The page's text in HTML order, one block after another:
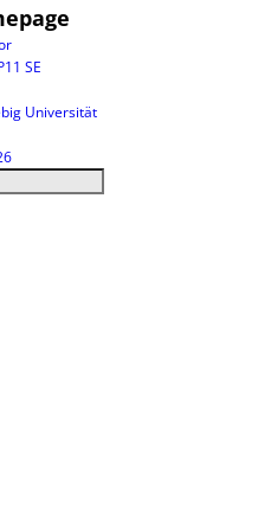
SE
Universität